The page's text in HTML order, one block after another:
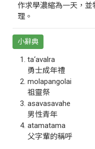
作求學濃縮為一天，並
理。
小辭典
ta‘avalra
勇士成年禮
molapangolai
祖靈祭
asavasavahe
男性青年
atamatama
父字輩的稱呼